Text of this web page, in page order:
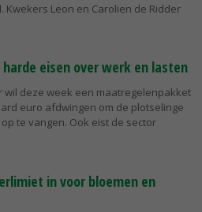
Kwekers Leon en Carolien de Ridder
eisen over werk en lasten
wil deze week een maatregelenpakket
euro afdwingen om de plotselinge
te vangen. Ook eist de sector
in voor bloemen en